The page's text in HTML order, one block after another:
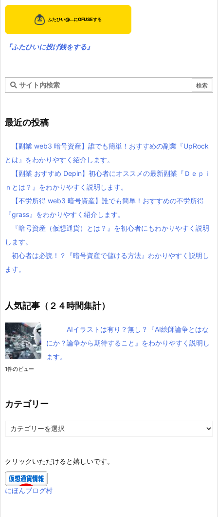
『ふたひいに投げ銭をする』
最近の投稿
【副業 web3 暗号資産】誰でも簡単！おすすめの副業『UpRock
とは』をわかりやすく紹介します。
【副業 おすすめ Depin】初心者にオススメの最新副業『Ｄｅｐｉ
ｎとは？』をわかりやすく説明します。
【不労所得 web3 暗号資産】誰でも簡単！おすすめの不労所得
『grass』をわかりやすく紹介します。
『暗号資産（仮想通貨）とは？』を初心者にもわかりやすく説明
します。
初心者は必読！？『暗号資産で儲ける方法』わかりやすく説明し
ます。
人気記事（２４時間集計）
AIイラストは有り？無し？『AI絵師論争とはな
にか？論争から期待すること』をわかりやすく説明し
ます。
1件のビュー
カテゴリー
テ
ー
クリックいただけると嬉しいです。
にほんブログ村